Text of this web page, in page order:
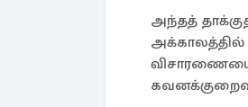
அந்தத்
அக்காலத்தில்